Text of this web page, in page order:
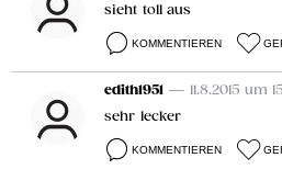
sieht toll aus
KOMMENTIEREN
edith1951 — 11.8.2015 um
sehr lecker
KOMMENTIEREN